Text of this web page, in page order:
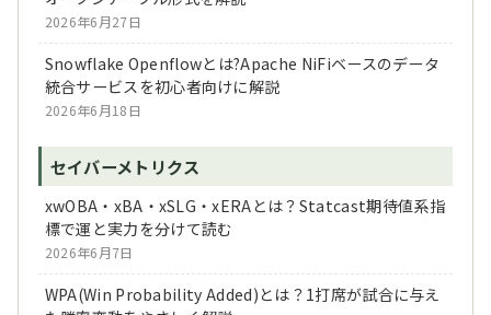
2026年6月27日
Snowflake Openflowとは?Apache NiFiベースのデータ
統合サービスを初心者向けに解説
2026年6月18日
セイバーメトリクス
xwOBA・xBA・xSLG・xERAとは？Statcast期待値系指
標で運と実力を分けて読む
2026年6月7日
WPA(Win Probability Added)とは？1打席が試合に与え